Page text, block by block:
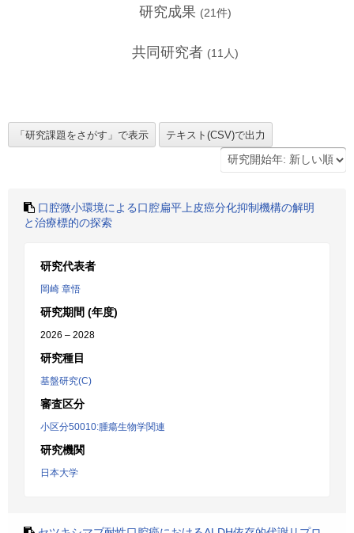
研究成果 (21件)
共同研究者 (11 人)
口腔微小環境による口腔扁平上皮癌分化抑制機構の解明
と治療標的の探索
研究代表者
岡崎 章悟
研究期間 (年度)
2026 – 2028
研究種目
基盤研究(C)
審査区分
小区分50010:腫瘍生物学関連
研究機関
日本大学